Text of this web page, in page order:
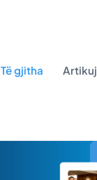
Të gjitha Artikuj